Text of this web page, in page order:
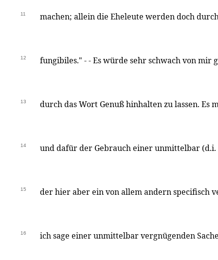
11 machen; allein die Eheleute werden doch
12 fungibiles." - - Es würde sehr schwach von mir
13 durch das Wort Genuß hinhalten zu lassen. Es
14 und dafür der Gebrauch einer unmittelbar (d.i.
15 der hier aber ein von allem andern specifisch
16 ich sage einer unmittelbar vergnügenden